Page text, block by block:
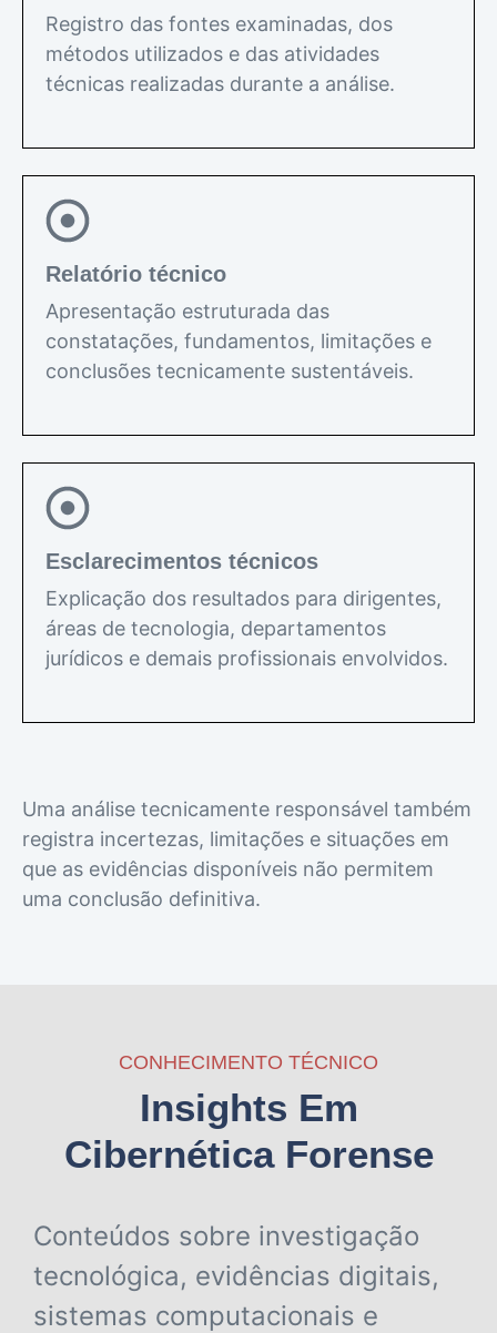
Registro das fontes examinadas, dos
métodos utilizados e das atividades
técnicas realizadas durante a análise.
Relatório técnico
Apresentação estruturada das
constatações, fundamentos, limitações e
conclusões tecnicamente sustentáveis.
Esclarecimentos técnicos
Explicação dos resultados para dirigentes,
áreas de tecnologia, departamentos
jurídicos e demais profissionais envolvidos.
Uma análise tecnicamente responsável também
registra incertezas, limitações e situações em
que as evidências disponíveis não permitem
uma conclusão definitiva.
CONHECIMENTO TÉCNICO
Insights Em
Cibernética Forense
Conteúdos sobre investigação
tecnológica, evidências digitais,
sistemas computacionais e